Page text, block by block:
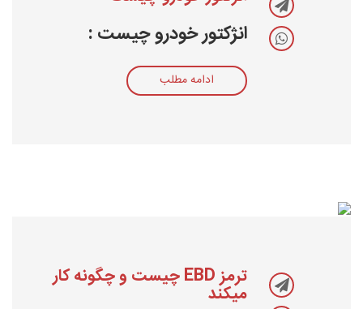
انژکتور خودرو چیست :
ادامه مطلب
ترمز EBD چیست و چگونه کار
میکند